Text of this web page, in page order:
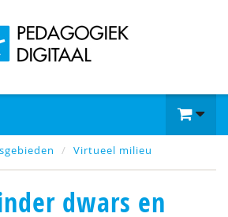
Virtueel milieu
dwars en